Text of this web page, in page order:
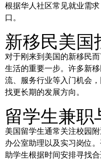
根据华人社区常见就业需
口。
新移民美国
对于刚来到美国的新移民
生活的重要一步。许多新
流、服务行业等入门机会
找更长期的发展方向。
留学生兼
美国留学生通常关注校园
办公室助理以及实习岗位
助学生根据时间安排寻找合